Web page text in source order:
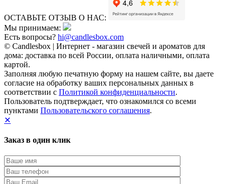
ОСТАВЬТЕ ОТЗЫВ О НАС:
Мы принимаем:
Есть вопросы? hi@candlesbox.com
© Candlesbox | Интернет - магазин свечей и ароматов для
дома: доставка по всей России, оплата наличными, оплата
картой.
Заполняя любую печатную форму на нашем сайте, вы даете
согласие на обработку ваших персональных данных в
соответствии с Политикой конфиденциальности.
Пользователь подтверждает, что ознакомился со всеми
пунктами Пользовательского соглашения.
✕
Заказ в один клик